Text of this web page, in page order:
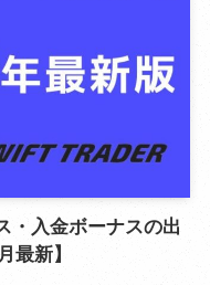
・入金ボーナスの出
最新】